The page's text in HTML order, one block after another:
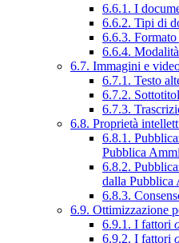
6.6.1. I
6.6.2. Tipi di
6.6.3.
6.6.4.
6.7. Immagini e
6.7.1. Testo
6.7.2.
6.7.3.
6.8. Proprietà
6.8.1.
Pubblica
6.8.2.
dalla Pubblica
6.8.3.
6.9. Ottimizzazione
6.9.1. I fattori
6.9.2. I fattori